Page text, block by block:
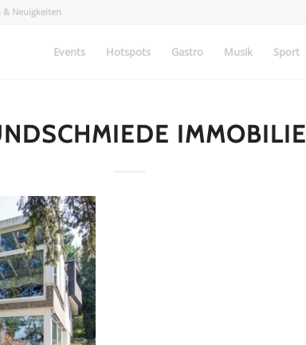
& Neuigkeiten
Events Hotspots Gastro Musik Sport
IMMOBILIE